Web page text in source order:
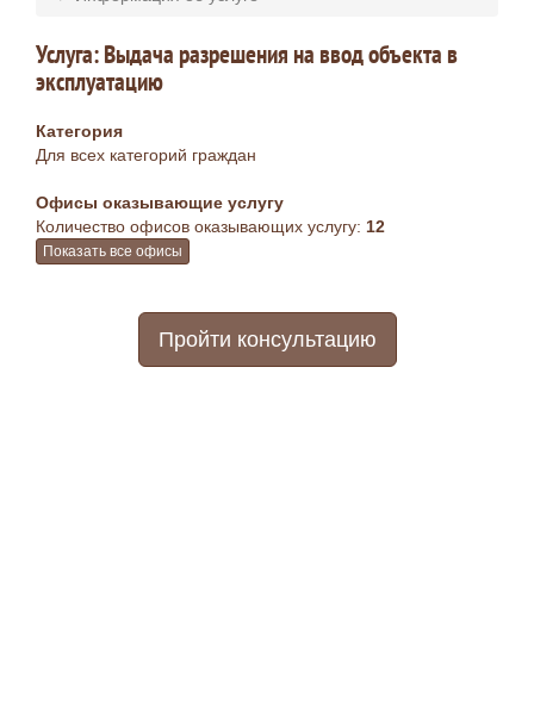
Услуга: Выдача разрешения на ввод объекта в
эксплуатацию
Категория
Для всех категорий граждан
Офисы оказывающие услугу
Количество офисов оказывающих услугу: 12
Показать все офисы
Пройти консультацию